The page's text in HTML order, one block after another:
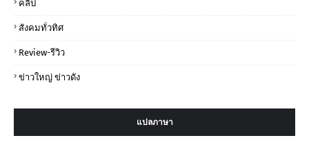
คลิป
สังคมทั่วทิศ
Review-รีวิว
ข่าวใหญ่ ข่าวดัง
แปลภาษา